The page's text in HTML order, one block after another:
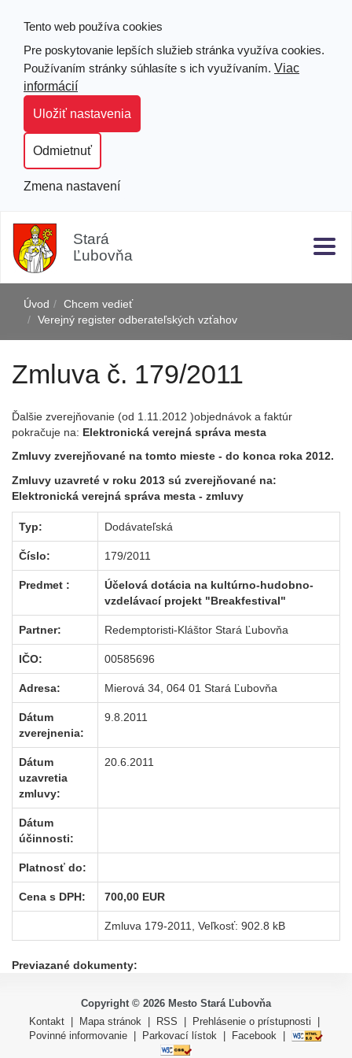
Tento web používa cookies
Pre poskytovanie lepších služieb stránka využíva cookies.
Používaním stránky súhlasíte s ich využívaním. Viac
informácií
Uložiť nastavenia
Odmietnuť
Zmena nastavení
obsahu
Stará
Ľubovňa
Úvod
Chcem vedieť
Verejný register odberateľských vzťahov
Zmluva č. 179/2011
Ďalšie zverejňovanie (od 1.11.2012 )objednávok a faktúr
pokračuje na: Elektronická verejná správa mesta
Zmluvy zverejňované na tomto mieste - do konca roka 2012.
Zmluvy uzavreté v roku 2013 sú zverejňované na:
Elektronická verejná správa mesta - zmluvy
Typ: Dodávateľská
Číslo: 179/2011
Predmet :
Účelová dotácia na kultúrno-hudobno-
vzdelávací projekt "Breakfestival"
Partner: Redemptoristi-Kláštor Stará Ľubovňa
IČO: 00585696
Adresa: Mierová 34, 064 01 Stará Ľubovňa
Dátum
zverejnenia:
9.8.2011
Dátum
uzavretia
zmluvy:
20.6.2011
Dátum
účinnosti:
Platnosť do:
Cena s DPH: 700,00 EUR
Zmluva 179-2011 , Veľkosť: 902.8 kB
Previazané dokumenty:
Copyright © 2026 Mesto Stará Ľubovňa
Kontakt
Mapa stránok RSS Prehlásenie o prístupnosti
Povinné informovanie
Parkovací lístok Facebook